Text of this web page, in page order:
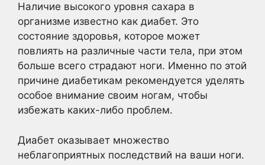
Наличие высокого уровня сахара в
организме известно как диабет. Это
состояние здоровья, которое может
повлиять на различные части тела, при этом
больше всего страдают ноги. Именно по этой
причине диабетикам рекомендуется уделять
особое внимание своим ногам, чтобы
избежать каких-либо проблем.
Диабет оказывает множество
неблагоприятных последствий на ваши ноги.